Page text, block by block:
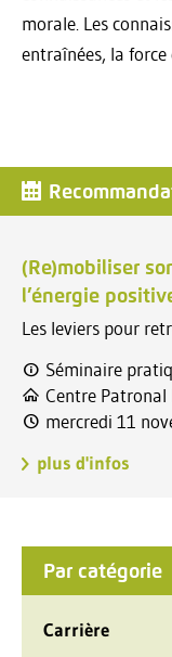
morale. Les
entraînées, la force
(Re)mobiliser
l’énergie
Les leviers pour
Séminaire
Centre Patronal
mercredi 11
plus d'infos
Par catégorie
Carrière